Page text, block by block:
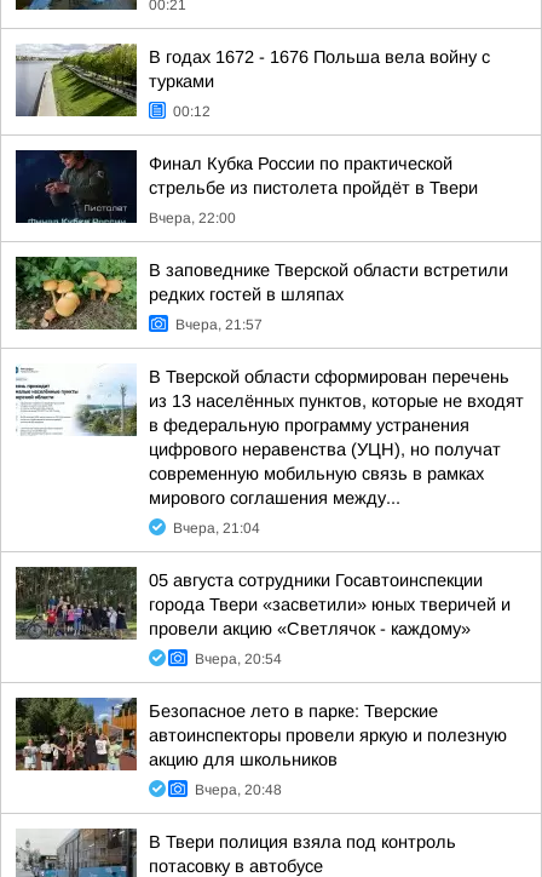
00:21
В годах 1672 - 1676 Польша вела войну с
турками
00:12
Финал Кубка России по практической
стрельбе из пистолета пройдёт в Твери
Вчера, 22:00
В заповеднике Тверской области встретили
редких гостей в шляпах
Вчера, 21:57
В Тверской области сформирован перечень
из 13 населённых пунктов, которые не входят
в федеральную программу устранения
цифрового неравенства (УЦН), но получат
современную мобильную связь в рамках
мирового соглашения между...
Вчера, 21:04
05 августа сотрудники Госавтоинспекции
города Твери «засветили» юных тверичей и
провели акцию «Светлячок - каждому»
Вчера, 20:54
Безопасное лето в парке: Тверские
автоинспекторы провели яркую и полезную
акцию для школьников
Вчера, 20:48
В Твери полиция взяла под контроль
потасовку в автобусе